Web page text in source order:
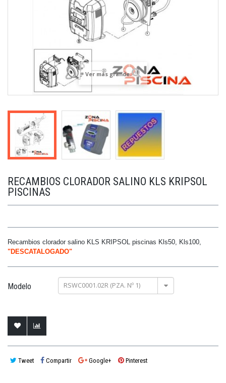
Ver más grande
RECAMBIOS CLORADOR SALINO KLS KRIPSOL
PISCINAS
Recambios clorador salino KLS KRIPSOL piscinas Kls50, Kls100,
"DESCATALOGADO"
Modelo RSWC0001.02R (PZA. Nº 1)
Tweet Compartir Google+ Pinterest